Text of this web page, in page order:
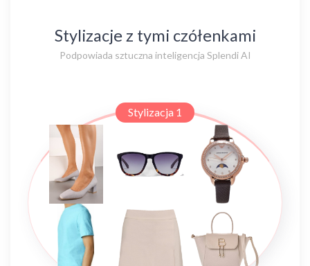
Stylizacje z tymi czółenkami
Podpowiada sztuczna inteligencja Splendi AI
Stylizacja 1